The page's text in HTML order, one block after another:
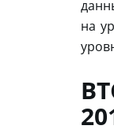
на